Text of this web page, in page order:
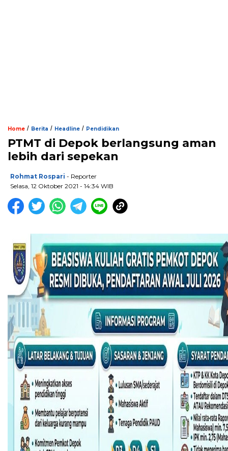
Home / Berita / Headline / Pendidikan
PTMT di Depok berlangsung aman
lebih dari sepekan
Rohmat Rospari - Reporter
Selasa, 12 Oktober 2021 - 14:34 WIB